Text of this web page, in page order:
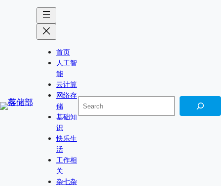
首页
人工智
能
云计算
网络存
储
基础知
识
快乐生
活
工作相
关
杂七杂
搜
索